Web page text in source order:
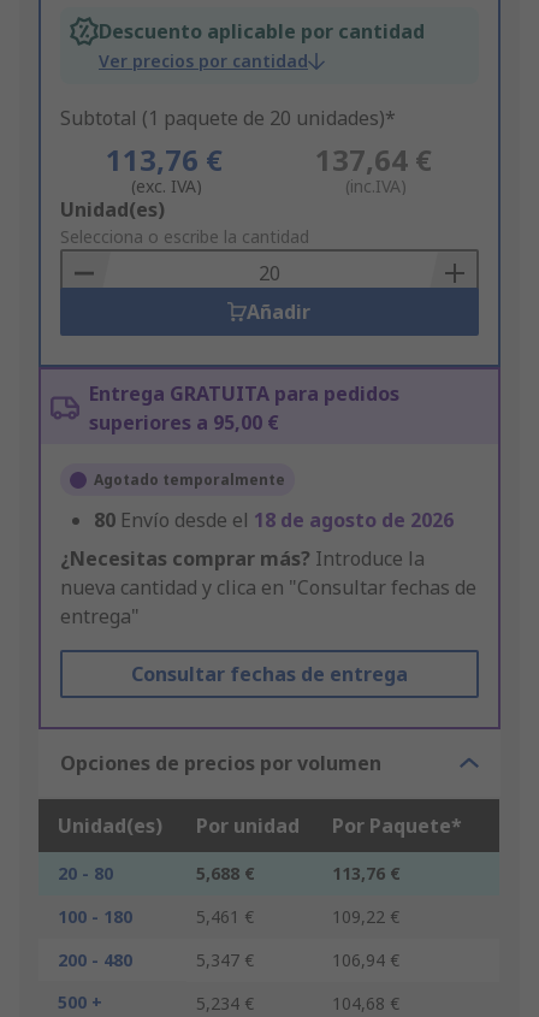
Descuento aplicable por cantidad
Ver precios por cantidad
Subtotal (1 paquete de 20 unidades)*
113,76 €
(exc. IVA)
137,64 €
(inc.IVA)
Add
to
Basket
Unidad(es)
Selecciona o escribe la cantidad
Añadir
Entrega GRATUITA para pedidos
superiores a 95,00 €
Agotado temporalmente
80 Envío desde el 18 de agosto de 2026
¿Necesitas comprar más? Introduce la
nueva cantidad y clica en "Consultar fechas de
entrega"
Consultar fechas de entrega
Opciones de precios por volumen
Unidad(es) Por unidad Por Paquete*
20 - 80 5,688 €
113,76 €
100 - 180
5,461 €
109,22 €
200 - 480
5,347 €
106,94 €
500 +
5,234 € 104,68 €